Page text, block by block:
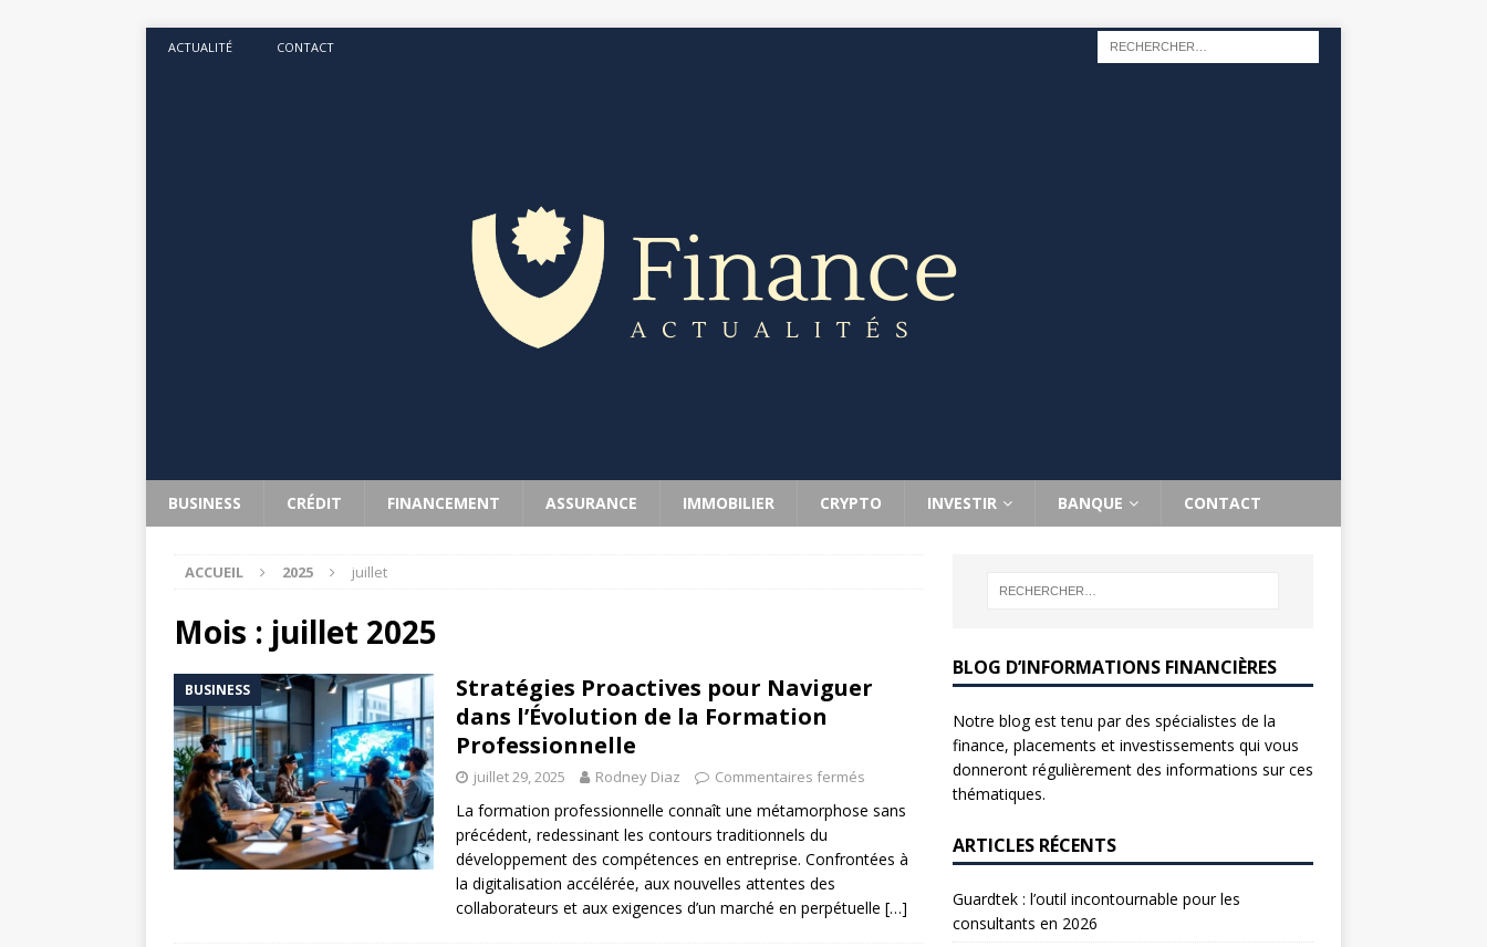
ACTUALITÉ CONTACT
BUSINESS CRÉDIT FINANCEMENT ASSURANCE IMMOBILIER CRYPTO INVESTIR BANQUE CONTACT
ACCUEIL 2025 juillet
Mois : juillet 2025
BUSINESS
Stratégies Proactives pour Naviguer
dans l’Évolution de la Formation
Professionnelle
juillet 29, 2025 Rodney Diaz Commentaires fermés
La formation professionnelle connaît une métamorphose sans
précédent, redessinant les contours traditionnels du
développement des compétences en entreprise. Confrontées à
la digitalisation accélérée, aux nouvelles attentes des
collaborateurs et aux exigences d’un marché en perpétuelle […]
BLOG D’INFORMATIONS FINANCIÈRES
Notre blog est tenu par des spécialistes de la
finance, placements et investissements qui vous
donneront régulièrement des informations sur ces
thématiques.
ARTICLES RÉCENTS
Guardtek : l’outil incontournable pour les
consultants en 2026